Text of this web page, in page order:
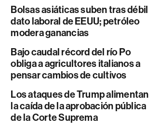
Bolsas asiáticas suben tras débil
dato laboral de EEUU; petróleo
modera ganancias
Bajo caudal récord del río Po
obliga a agricultores italianos a
pensar cambios de cultivos
Los ataques de Trump alimentan
la caída de la aprobación pública
de la Corte Suprema